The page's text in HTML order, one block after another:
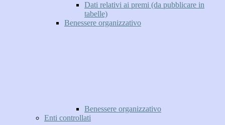
Dati relativi ai premi (da pubblicare in
tabelle)
Benessere organizzativo
Benessere organizzativo
Enti controllati